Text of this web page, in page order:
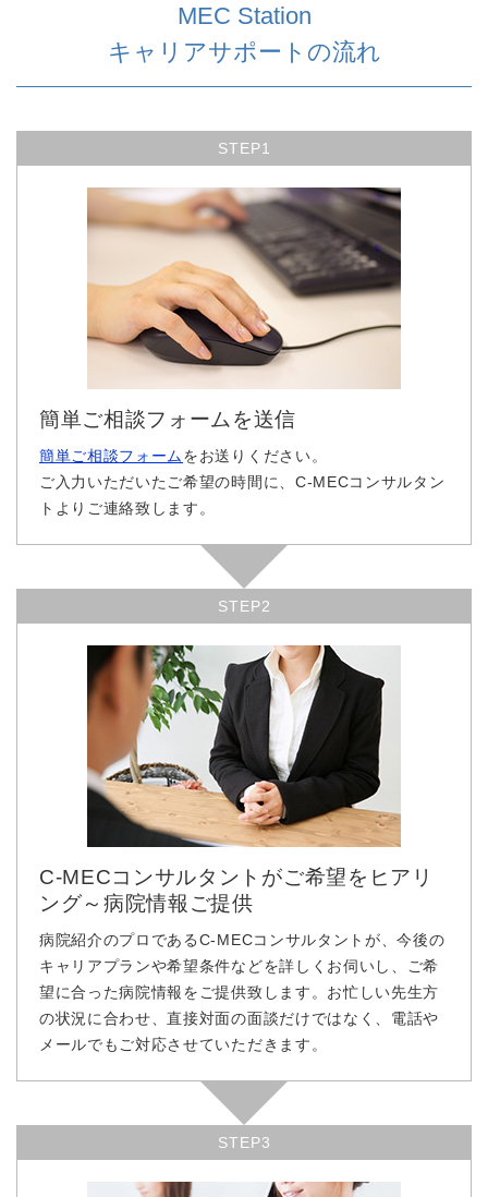
MEC Station
キャリアサポートの流れ
STEP1
簡単ご相談フォームを送信
簡単ご相談フォーム をお送りください。
ご入力いただいたご希望の時間に、C-MECコンサルタン
トよりご連絡致します。
STEP2
C-MECコンサルタントがご希望をヒアリ
ング～病院情報ご提供
病院紹介のプロであるC-MECコンサルタントが、今後の
キャリアプランや希望条件などを詳しくお伺いし、ご希
望に合った病院情報をご提供致します。お忙しい先生方
の状況に合わせ、直接対面の面談だけではなく、電話や
メールでもご対応させていただきます。
STEP3